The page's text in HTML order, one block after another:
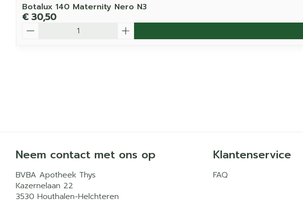
Botalux 140 Maternity Nero N3
€ 30,50
Neem contact met ons op
BVBA Apotheek Thys
Kazernelaan 22
3530 Houthalen-Helchteren
Klantenservice
FAQ